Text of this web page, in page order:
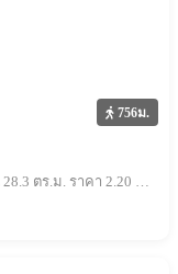
756ม.
ขาย Niche Mono Sukhumvit-Puchao 1 ห้องนอน 28.3 ตร.ม. ราคา 2.20 ล้านบาท